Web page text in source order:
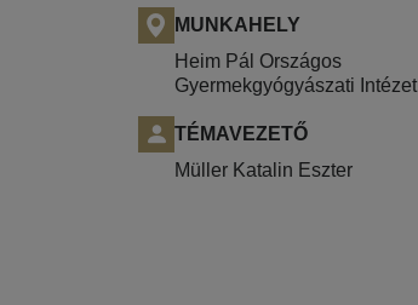
MUNKAHELY
Heim Pál Országos
Gyermekgyógyászati Intézet
TÉMAVEZETŐ
Müller Katalin Eszter